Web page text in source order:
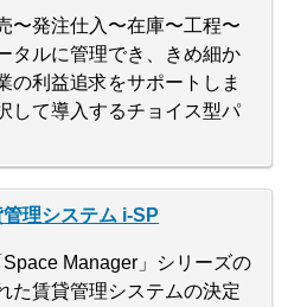
〜発注仕入〜在庫〜工程〜
タルに管理でき、きめ細か
の利益追求をサポートしま
して導入するチョイス型パ
理システム i-SP
Manager」シリーズの
た賃貸管理システムの決定